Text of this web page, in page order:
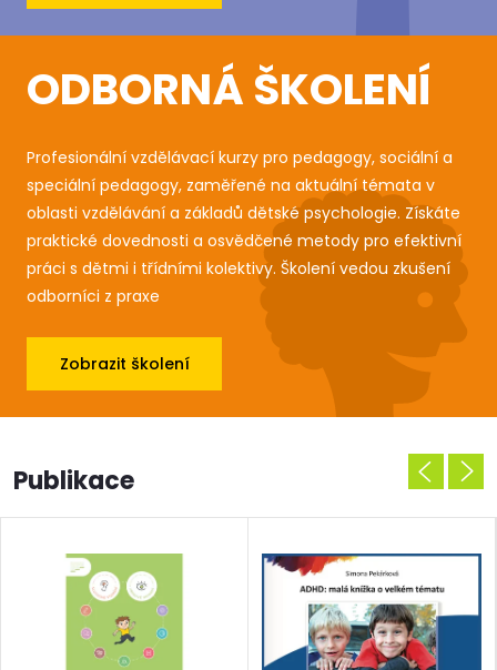
ODBORNÁ ŠKOLENÍ
Profesionální vzdělávací kurzy pro pedagogy, sociální a
speciální pedagogy, zaměřené na aktuální témata v
oblasti vzdělávání a základů dětské psychologie. Získáte
praktické dovednosti a osvědčené metody pro efektivní
práci s dětmi i třídními kolektivy. Školení vedou zkušení
odborníci z praxe
Zobrazit školení
Publikace